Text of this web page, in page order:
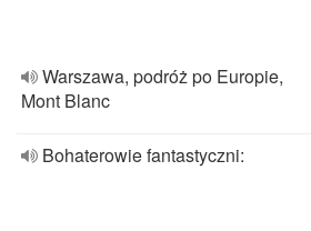
Warszawa, podróż po Europie,
Mont Blanc
Bohaterowie fantastyczni: